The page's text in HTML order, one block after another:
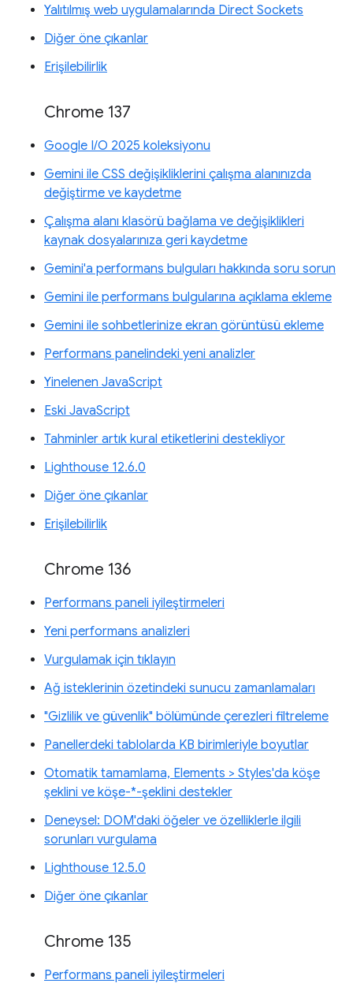
Yalıtılmış web uygulamalarında Direct Sockets
Diğer öne çıkanlar
Erişilebilirlik
Chrome 137
Google I/O 2025 koleksiyonu
Gemini ile CSS değişikliklerini çalışma alanınızda
değiştirme ve kaydetme
Çalışma alanı klasörü bağlama ve değişiklikleri
kaynak dosyalarınıza geri kaydetme
Gemini'a performans bulguları hakkında soru sorun
Gemini ile performans bulgularına açıklama ekleme
Gemini ile sohbetlerinize ekran görüntüsü ekleme
Performans panelindeki yeni analizler
Yinelenen JavaScript
Eski JavaScript
Tahminler artık kural etiketlerini destekliyor
Lighthouse 12.6.0
Diğer öne çıkanlar
Erişilebilirlik
Chrome 136
Performans paneli iyileştirmeleri
Yeni performans analizleri
Vurgulamak için tıklayın
Ağ isteklerinin özetindeki sunucu zamanlamaları
"Gizlilik ve güvenlik" bölümünde çerezleri filtreleme
Panellerdeki tablolarda KB birimleriyle boyutlar
Otomatik tamamlama, Elements > Styles'da köşe
şeklini ve köşe-*-şeklini destekler
Deneysel: DOM'daki öğeler ve özelliklerle ilgili
sorunları vurgulama
Lighthouse 12.5.0
Diğer öne çıkanlar
Chrome 135
Performans paneli iyileştirmeleri